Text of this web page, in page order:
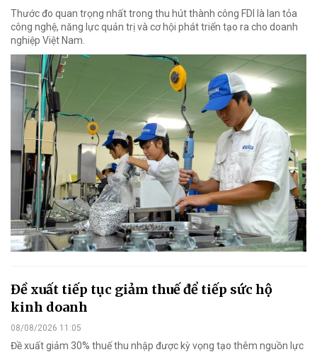
Thước đo quan trọng nhất trong thu hút thành công FDI là lan tỏa
công nghệ, năng lực quản trị và cơ hội phát triển tạo ra cho doanh
nghiệp Việt Nam.
Đề xuất tiếp tục giảm thuế để tiếp sức hộ
kinh doanh
08/08/2026 11:05
Đề xuất giảm 30% thuế thu nhập được kỳ vọng tạo thêm nguồn lực